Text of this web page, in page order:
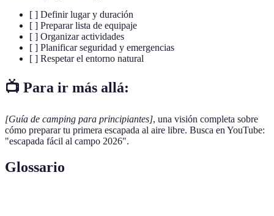
[ ] Definir lugar y duración
[ ] Preparar lista de equipaje
[ ] Organizar actividades
[ ] Planificar seguridad y emergencias
[ ] Respetar el entorno natural
📺 Para ir más allá:
[Guía de camping para principiantes], una visión completa sobre
cómo preparar tu primera escapada al aire libre. Busca en YouTube:
"escapada fácil al campo 2026".
Glossario